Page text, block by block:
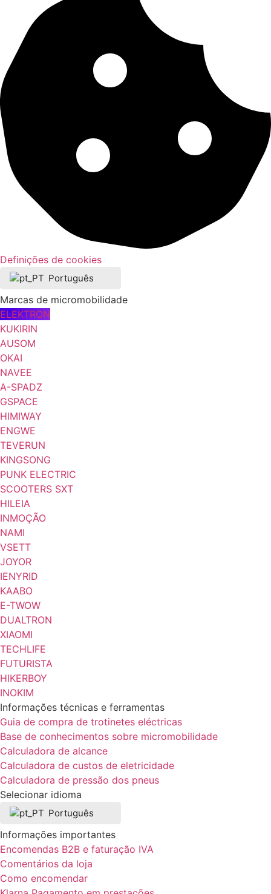
Definições de cookies
Português
Marcas de micromobilidade
ELEKTRON
KUKIRIN
AUSOM
OKAI
NAVEE
A-SPADZ
GSPACE
HIMIWAY
ENGWE
TEVERUN
KINGSONG
PUNK ELECTRIC
SCOOTERS SXT
HILEIA
INMOÇÃO
NAMI
VSETT
JOYOR
IENYRID
KAABO
E-TWOW
DUALTRON
XIAOMI
TECHLIFE
FUTURISTA
HIKERBOY
INOKIM
Informações técnicas e ferramentas
Guia de compra de trotinetes eléctricas
Base de conhecimentos sobre micromobilidade
Calculadora de alcance
Calculadora de custos de eletricidade
Calculadora de pressão dos pneus
Selecionar idioma
Português
Informações importantes
Encomendas B2B e faturação IVA
Comentários da loja
Como encomendar